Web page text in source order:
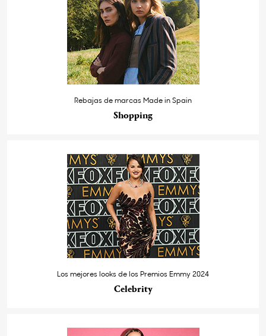
Rebajas de marcas Made in Spain
Shopping
Los mejores looks de los Premios Emmy 2024
Celebrity